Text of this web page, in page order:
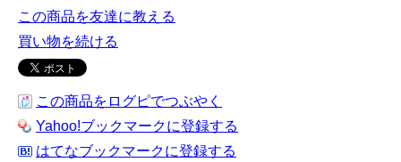
この商品を友達に教える
買い物を続ける
この商品をログピでつぶやく
Yahoo!ブックマークに登録する
はてなブックマークに登録する